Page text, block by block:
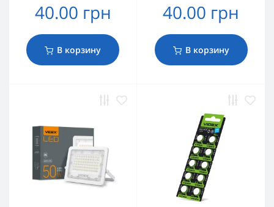
40.00 грн
В корзину
40.00 грн
В корзину